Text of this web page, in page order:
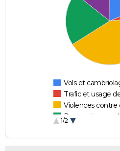
Vols et
Trafic et usage
Violences contre
Destructions et
1/2